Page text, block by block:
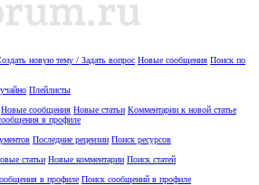
новую тему / Задать вопрос Новые сообщения Поиск по
Плейлисты
Новые сообщения Новые статьи Комментарии к новой статье
в профиле
Последние рецензии Поиск ресурсов
статьи Новые комментарии Поиск статей
в профиле Поиск сообщений в профиле